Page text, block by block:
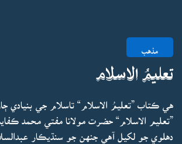
مذهب
تعليمُ الاسلام
هي ڪتاب ”تعليمُ الاسلام“ تاسلام جي بنيادي
”تعليم الاسلام“ حضرت مولانا مفتي محمد
دهلوي جو لکيل آهي جنهن جو سنڌيڪار